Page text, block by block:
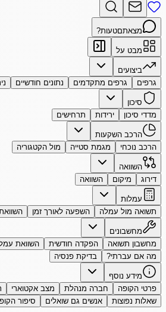
מצאתםטעות?
מבט על
ביצועים
גרפים
גרפים מתקדמים נתונים חודשיים
סיכון
מדדי סיכון
ירידות תרחישים
הרכב השקעות
הרכב נוכחי
מגמת סטייה מול הקטגוריה
השוואה
דירוג
מיקום השוואה
עמלות
תשואה מול עמלה
השפעה לאורך זמן
מחשבונים
מחשבון תשואה
הפקדה חודשית השוואת
מה אם עברתי?
בדיקת פנסיה
מידע נוסף
פרטי הקופה
חברה מנהלת מצב אקטוארי
שאלות נפוצות
אנשים גם שואלים סיפור